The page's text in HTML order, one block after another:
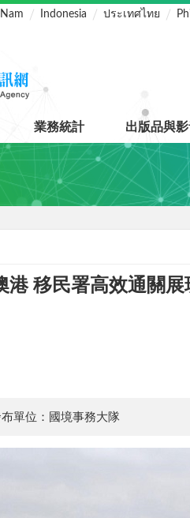
Indonesia ประเทศไทย
業務統計 出版品與
港 移民署高效通關
單位：國境事務大隊